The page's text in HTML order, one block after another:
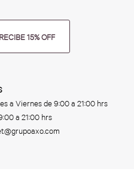
15% OFF
a Viernes de 9:00 a 21:00 hrs
a 21:00 hrs